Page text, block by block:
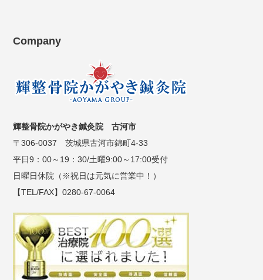
Company
輝整骨院かがやき鍼灸院 古河市
〒306-0037 茨城県古河市錦町4-33
平日9：00～19：30/土曜9:00～17:00受付
日曜日休院（※祝日は元気に営業中！）
【TEL/FAX】0280-67-0064